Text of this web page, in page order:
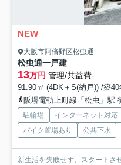
NEW
大阪市阿倍野区松虫通
松虫通一戸建
13万円 管理/共益費-
91.90㎡ (4DK＋S(納戸)) /築
阪堺電軌上町線「松虫」駅
駐輪場 インターネット対応
バイク置場あり
公共下水
新生活を失敗せず、スタートさ